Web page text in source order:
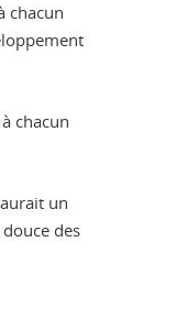
chacun
chacun
un
des